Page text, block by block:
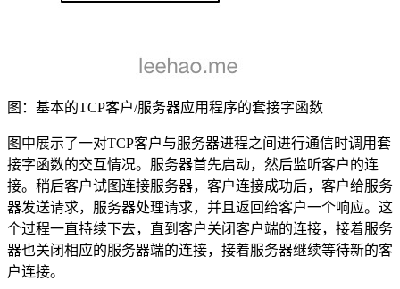
图：基本的TCP客户/服务器应用程序的套接字函数
图中展示了一对TCP客户与服务器进程之间进行通信时调用套
接字函数的交互情况。服务器首先启动，然后监听客户的连
接。稍后客户试图连接服务器，客户连接成功后，客户给服务
器发送请求，服务器处理请求，并且返回给客户一个响应。这
个过程一直持续下去，直到客户关闭客户端的连接，接着服务
器也关闭相应的服务器端的连接，接着服务器继续等待新的客
户连接。